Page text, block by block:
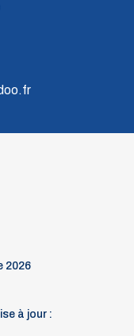
2026
à jour :